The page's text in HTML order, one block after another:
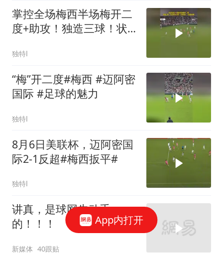
掌控全场梅西半场梅开二
度+助攻！独造三球！状
独特l
“梅”开二度#梅西 #迈阿密
国际 #足球的魅力
独特l
8月6日美联杯，迈阿密国
际2-1反超#梅西扳平#
独特l
讲真，是球网先动手
的！！！
新媒体 40跟贴
App内打开